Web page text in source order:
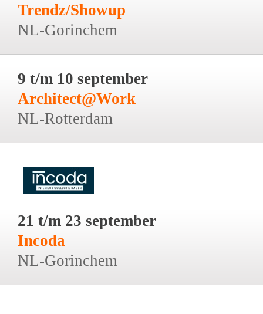
Trendz/Showup
NL-Gorinchem
9 t/m 10 september
Architect@Work
NL-Rotterdam
21 t/m 23 september
Incoda
NL-Gorinchem